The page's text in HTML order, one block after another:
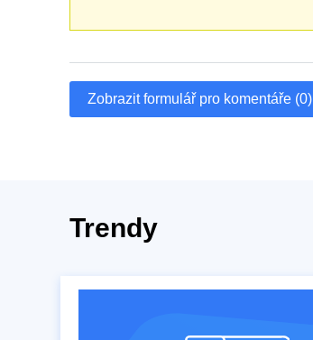
Zobrazit formulář pro komentáře (0)
Trendy